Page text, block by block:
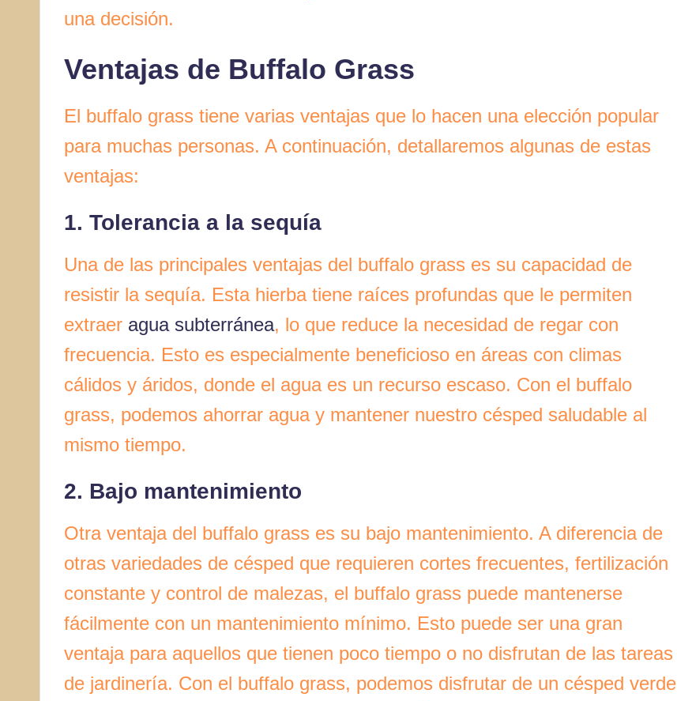
una decisión.
Ventajas de Buffalo Grass
El buffalo grass tiene varias ventajas que lo hacen una elección popular
para muchas personas. A continuación, detallaremos algunas de estas
ventajas:
1. Tolerancia a la sequía
Una de las principales ventajas del buffalo grass es su capacidad de
resistir la sequía. Esta hierba tiene raíces profundas que le permiten
extraer agua subterránea, lo que reduce la necesidad de regar con
frecuencia. Esto es especialmente beneficioso en áreas con climas
cálidos y áridos, donde el agua es un recurso escaso. Con el buffalo
grass, podemos ahorrar agua y mantener nuestro césped saludable al
mismo tiempo.
2. Bajo mantenimiento
Otra ventaja del buffalo grass es su bajo mantenimiento. A diferencia de
otras variedades de césped que requieren cortes frecuentes, fertilización
constante y control de malezas, el buffalo grass puede mantenerse
fácilmente con un mantenimiento mínimo. Esto puede ser una gran
ventaja para aquellos que tienen poco tiempo o no disfrutan de las tareas
de jardinería. Con el buffalo grass, podemos disfrutar de un césped verde